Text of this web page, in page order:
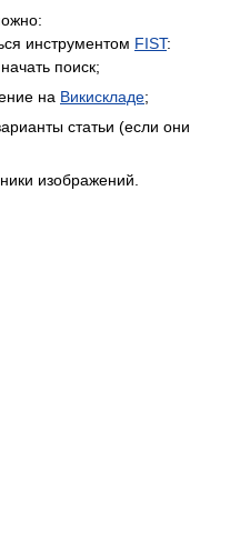
инструментом FIST:
поиск;
на Викискладе;
статьи (если они
изображений.